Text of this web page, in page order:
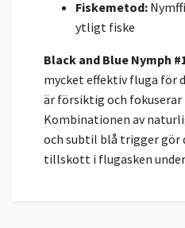
Fiskemetod:
ytligt fiske
Black and Blue Nymph
mycket effektiv fluga för
är försiktig och fokuserar
Kombinationen av
och subtil blå trigger
tillskott i flugasken